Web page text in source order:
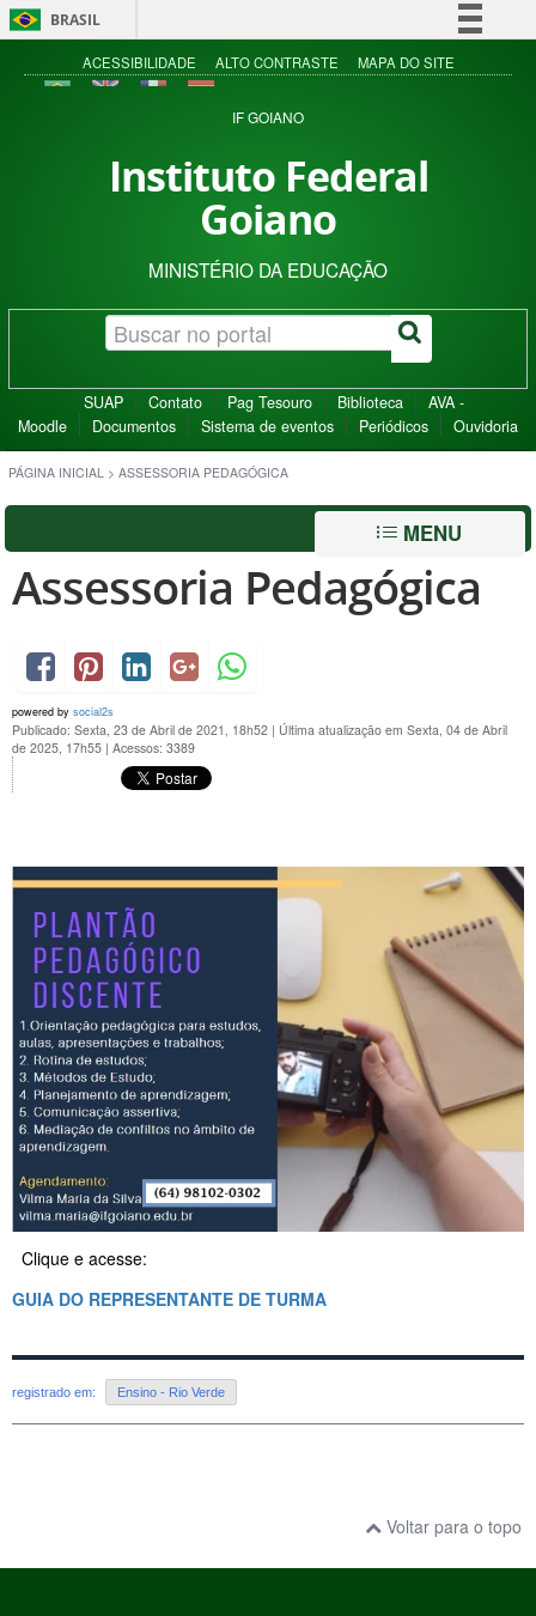
BRASIL
Simplifique!
Acesso à informação
ACESSIBILIDADE ALTO CONTRASTE MAPA DO SITE
IF GOIANO
Instituto Federal
Goiano
MINISTÉRIO DA EDUCAÇÃO
SUAP Contato Pag Tesouro Biblioteca
AVA -
Moodle
Documentos Sistema de eventos Periódicos Ouvidoria
PÁGINA INICIAL > ASSESSORIA PEDAGÓGICA
MENU
Assessoria Pedagógica
powered by social2s
Publicado: Sexta, 23 de Abril de 2021, 18h52 | Última atualização em Sexta, 04 de Abril
de 2025, 17h55 | Acessos: 3389
Clique e acesse:
GUIA DO REPRESENTANTE DE TURMA
registrado em: Ensino - Rio Verde
Voltar para o topo